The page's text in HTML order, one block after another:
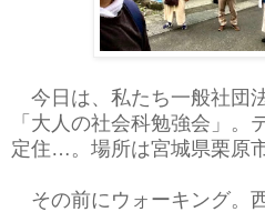
今日は、私たち一般社団
「大人の社会科勉強会」。
定住…。場所は宮城県栗原市
その前にウォーキング。